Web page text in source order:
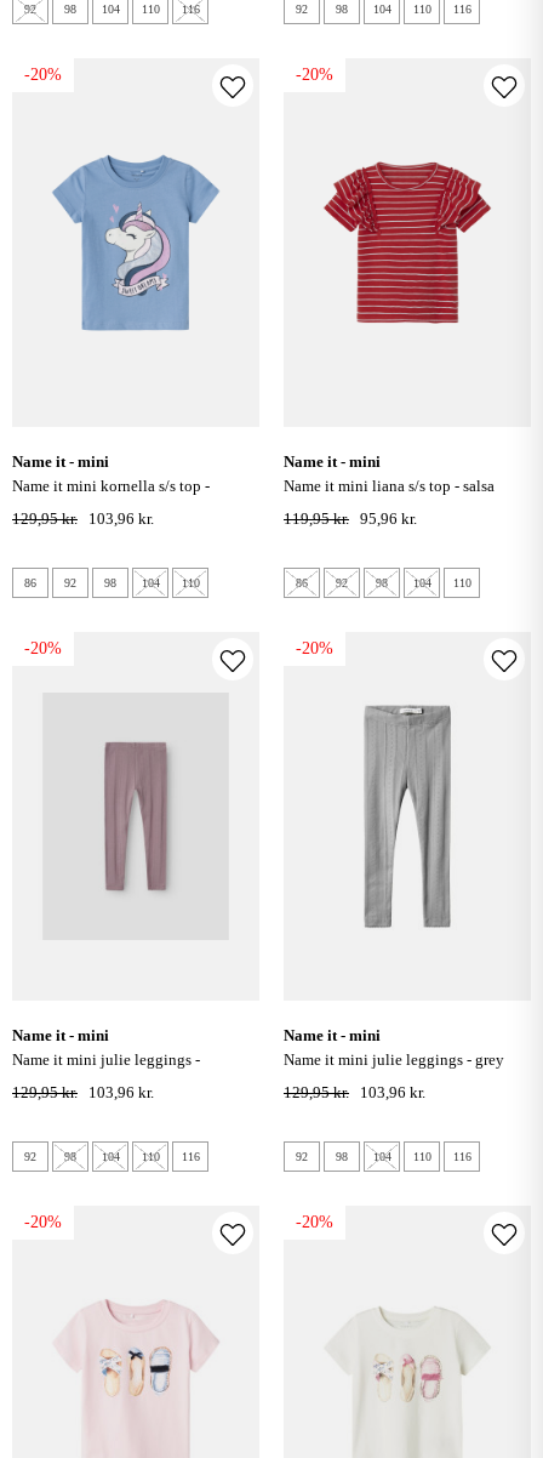
92 98 104 110 116 92 98 104 110 116
-20%
name it - mini
name it mini kornella s/s top -
endless sky
129,95 kr. 103,96 kr.
86 92 98 104 110
-20%
name it - mini
name it mini liana s/s top - salsa
119,95 kr. 95,96 kr.
86 92 98 104 110
-20%
name it - mini
name it mini julie leggings -
elderberry
129,95 kr. 103,96 kr.
92 98 104 110 116
-20%
name it - mini
name it mini julie leggings - grey
melange
129,95 kr. 103,96 kr.
92 98 104 110 116
-20% -20%